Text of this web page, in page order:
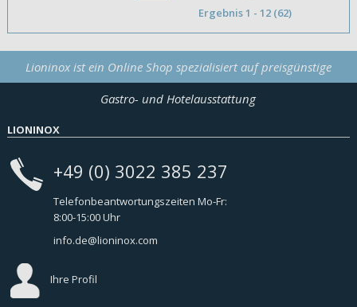
Ergebnis 1 - 12 (62)
Lioninox ist ein Online Shop spezialisiert auf preisgünstige
Gastro- und Hotelausstattung
LIONINOX
+49 (0) 3022 385 237
Telefonbeantwortungszeiten Mo-Fr:
8:00-15:00 Uhr
info.de@lioninox.com
Ihre Profil